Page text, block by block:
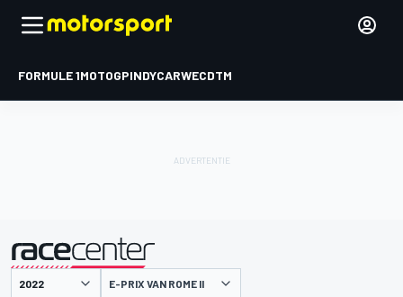
FORMULE 1MOTOGPINDYCARWECDTM
gepresenteerd door E-PRIX VAN ROME II